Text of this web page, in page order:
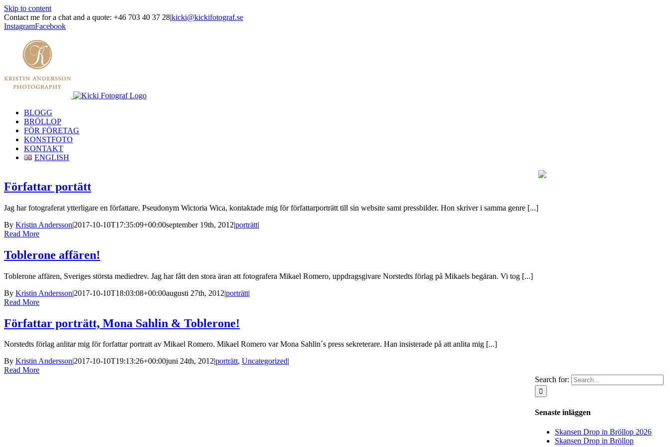
Skip to content
Contact me for a chat and a quote: +46 703 40 37 28|kicki@kickifotograf.se
InstagramFacebook
BLOGG
BRÖLLOP
FÖR FÖRETAG
KONSTFOTO
KONTAKT
ENGLISH
Författar portätt
Jag har fotograferat ytterligare en författare. Pseudonym Wictoria Wica, kontaktade mig för författarporträtt till sin website samt pressbilder. Hon skriver i samma genre [...]
By Kristin Andersson|2017-10-10T17:35:09+00:00september 19th, 2012|porträtt|
Read More
Toblerone affären!
Toblerone affären, Sveriges största mediedrev. Jag har fått den stora äran att fotografera Mikael Romero, uppdragsgivare Norstedts förlag på Mikaels begäran. Vi tog [...]
By Kristin Andersson|2017-10-10T18:03:08+00:00augusti 27th, 2012|porträtt|
Read More
Författar porträtt, Mona Sahlin & Toblerone!
Norstedts förlag anlitar mig för forfattar portratt av Mikael Romero. Mikael Romero var Mona Sahlin´s press sekreterare. Han insisterade på att anlita mig [...]
By Kristin Andersson|2017-10-10T19:13:26+00:00juni 24th, 2012|porträtt, Uncategorized|
Read More
Search for:
Senaste inläggen
Skansen Drop in Bröllop 2026
Skansen Drop in Bröllop